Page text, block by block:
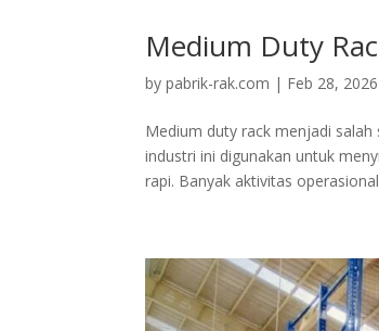
Medium Duty
bypabrik-rak.com | Feb 28, 2026
Medium duty rack menjadi
industri ini digunakan untuk
rapi. Banyak aktivitas